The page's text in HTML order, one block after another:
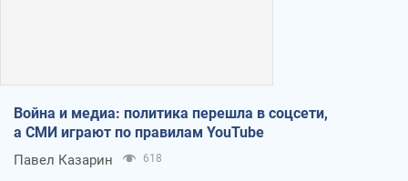
Война и медиа: политика перешла в соцсети,
а СМИ играют по правилам YouTube
Павел Казарин 618